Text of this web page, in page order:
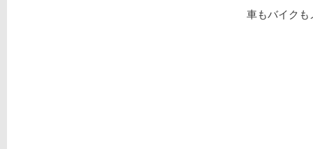
車もバイクも